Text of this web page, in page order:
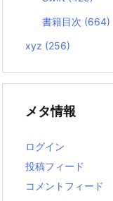
書籍目次 (664)
xyz (256)
メタ情報
ログイン
投稿フィード
コメントフィード